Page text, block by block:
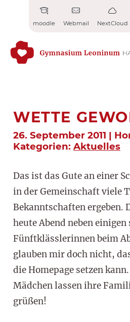
moodle Webmail NextCloud
WETTE
26. September 2011 |
Kategorien: Aktuelles
Das ist das Gute an einer
in der Gemeinschaft viele
Bekanntschaften ergeben.
heute Abend neben
Fünftklässlerinnen beim
glauben mir doch nicht,
die Homepage setzen
Mädchen lassen ihre
grüßen!